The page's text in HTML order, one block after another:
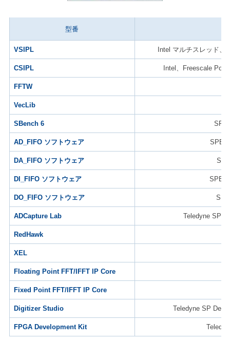
型番
VSIPL Intel マルチスレッド
CSIPL Intel、Freescale
FFTW
VecLib
SBench 6
AD_FIFO ソフトウェア
DA_FIFO ソフトウェア
DI_FIFO ソフトウェア
DO_FIFO ソフトウェア
ADCapture Lab Teledyne SP
RedHawk
XEL
Floating Point FFT/IFFT IP Core
Fixed Point FFT/IFFT IP Core
Digitizer Studio Teledyne SP
FPGA Development Kit